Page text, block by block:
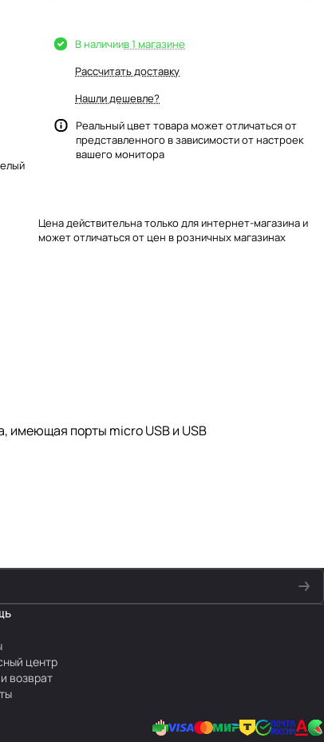
В наличиив 1 магазине
Рассчитать доставку
Нашли дешевле?
Реальный цвет товара может отличаться от
представленного в зависимости от настроек
вашего монитора
Цена действительна только для интернет-магазина и
может отличаться от цен в розничных магазинах
имеющая порты micro USB и USB
центр
возврат